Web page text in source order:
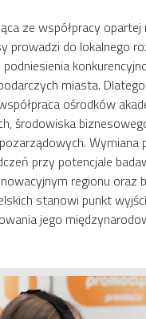
ze współpracy opartej
prowadzi do lokalnego
miasta.
ośrodków
środowiska
Wymiana
przy potencjale
regionu oraz
stanowi punkt
jego